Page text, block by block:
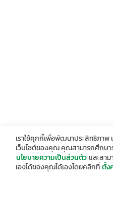
เราใช้คุกกี้เพื่อพัฒนาประสิทธิภาพ
เว็บไซต์ของคุณ คุณสามารถศึกษา
นโยบายความเป็นส่วนตัวและสา
เองได้ของคุณได้เองโดยคลิกที่ตั้ง